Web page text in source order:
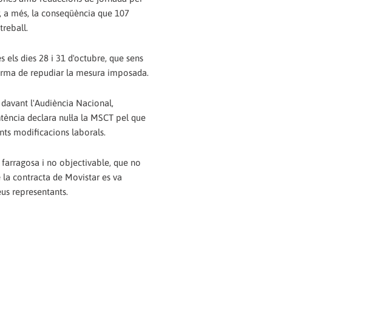
més, la conseqüència que 107
dies 28 i 31 d'octubre, que sens
de repudiar la mesura imposada.
l'Audiència Nacional,
declara nul·la la MSCT pel que
modificacions laborals.
i no objectivable, que no
contracta de Movistar es va
representants.